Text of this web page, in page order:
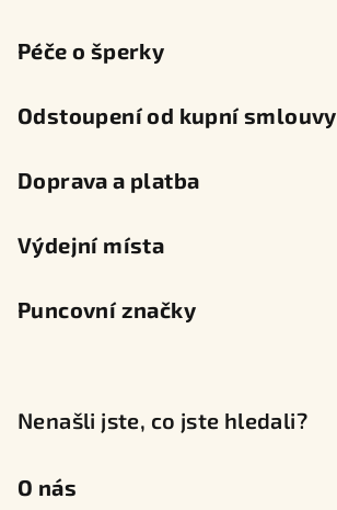
Péče o šperky
Odstoupení od kupní smlouvy
Doprava a platba
Výdejní místa
Puncovní značky
Nenašli jste, co jste hledali?
O nás